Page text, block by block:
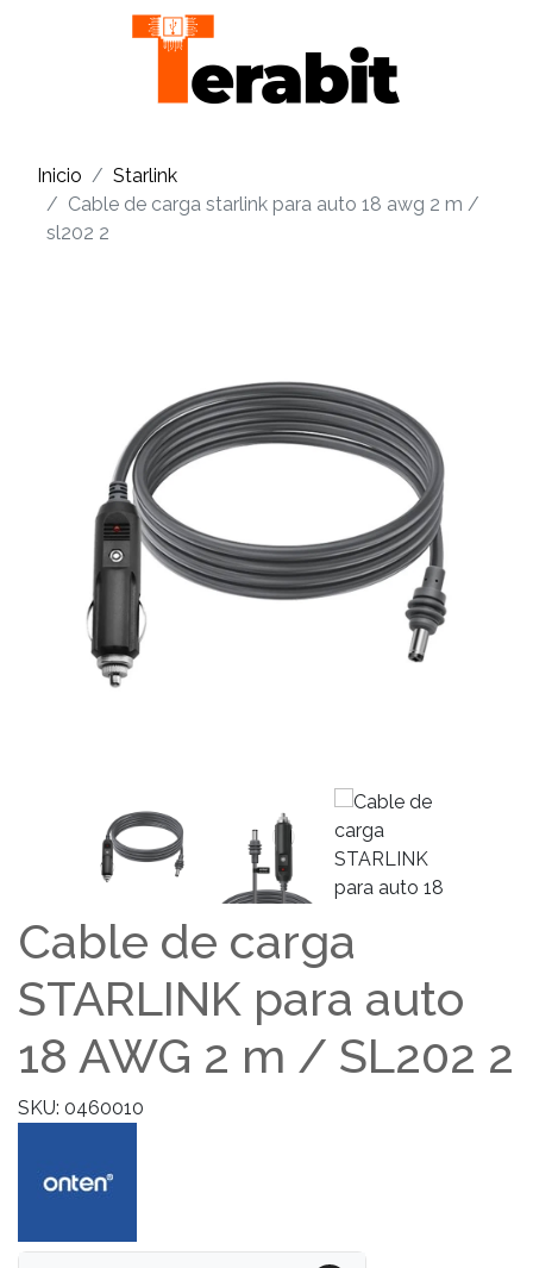
Inicio
Starlink
Cable de carga starlink para auto 18 awg 2 m /
sl202 2
Cable de carga
STARLINK para auto
18 AWG 2 m / SL202 2
SKU: 0460010